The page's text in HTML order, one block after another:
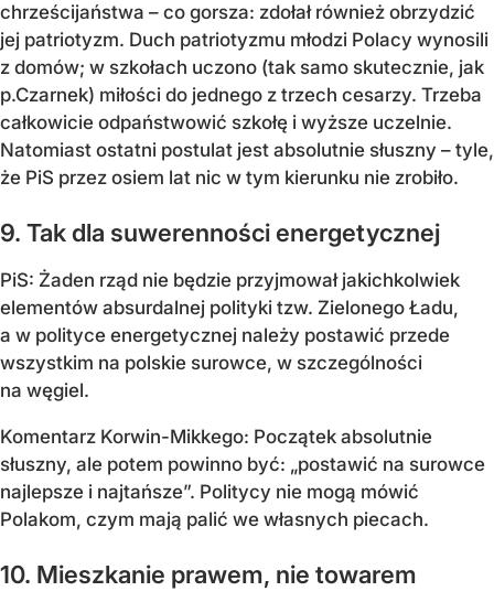
chrześcijaństwa – co gorsza: zdołał również obrzydzić
jej patriotyzm. Duch patriotyzmu młodzi Polacy wynosili
z domów; w szkołach uczono (tak samo skutecznie, jak
p.Czarnek) miłości do jednego z trzech cesarzy. Trzeba
całkowicie odpaństwowić szkołę i wyższe uczelnie.
Natomiast ostatni postulat jest absolutnie słuszny – tyle,
że PiS przez osiem lat nic w tym kierunku nie zrobiło.
9. Tak dla suwerenności energetycznej
PiS: Żaden rząd nie będzie przyjmował jakichkolwiek
elementów absurdalnej polityki tzw. Zielonego Ładu,
a w polityce energetycznej należy postawić przede
wszystkim na polskie surowce, w szczególności
na węgiel.
Komentarz Korwin-Mikkego: Początek absolutnie
słuszny, ale potem powinno być: „postawić na surowce
najlepsze i najtańsze”. Politycy nie mogą mówić
Polakom, czym mają palić we własnych piecach.
10. Mieszkanie prawem, nie towarem